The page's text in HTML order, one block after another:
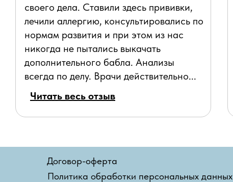
своего дела. Ставили здесь прививки,
лечили аллергию, консультировались по
нормам развития и при этом из нас
никогда не пытались выкачать
дополнительного бабла. Анализы
всегда по делу. Врачи действительно...
Читать весь отзыв
Политика обработки персональных данных
Договор-оферта